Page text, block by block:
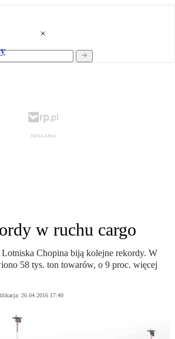
w ruchu cargo
Chopina biją kolejne rekordy. W
58 tys. ton towarów, o 9 proc. więcej
26.04.2016 17:40